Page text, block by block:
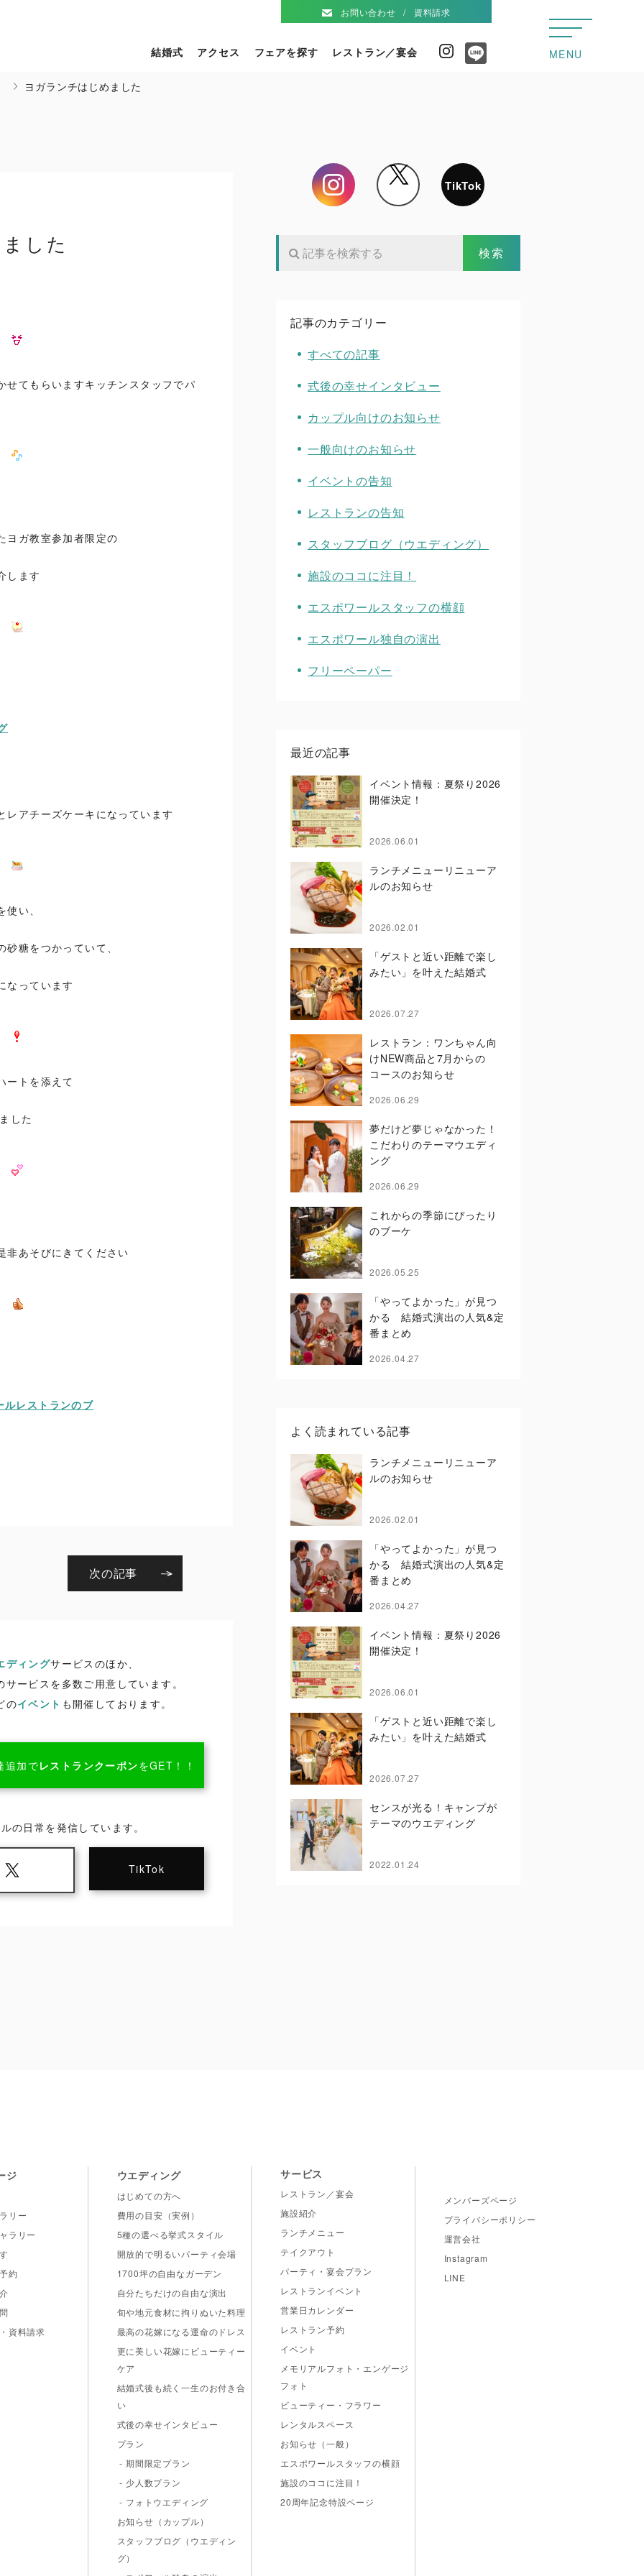
お問い合わせ 資料請求
結婚式 アクセス フェアを探す レストラン／宴会 Instagram MENU
ヨガランチはじめました
した
せてもらいますキッチンスタッフでパ
ヨガ教室参加者限定の
します
レアチーズケーキになっています
い、
糖をつかっていて、
なっています
ートを添えて
した
非あそびにきてください
次の記事
ディングサービスのほか、
ービスを多数ご用意しています。
のイベント も開催しております。
追加でレストランクーポンをGET！！
の日常を発信しています。
TikTok
Instagram
TikTok
記事のカテゴリー
すべての記事
式後の幸せインタビュー
カップル向けのお知らせ
一般向けのお知らせ
イベントの告知
レストランの告知
スタッフブログ（ウエディング）
施設のココに注目！
エスポワールスタッフの横顔
エスポワール独自の演出
フリーペーパー
最近の記事
イベント情報：夏祭り2026
開催決定！
2026.06.01
ランチメニューリニューア
ルのお知らせ
2026.02.01
「ゲストと近い距離で楽し
みたい」を叶えた結婚式
2026.07.27
レストラン：ワンちゃん向
けNEW商品と7月からの
コースのお知らせ
2026.06.29
夢だけど夢じゃなかった！
こだわりのテーマウエディ
ング
2026.06.29
これからの季節にぴったり
のブーケ
2026.05.25
「やってよかった」が見つ
かる 結婚式演出の人気&定
番まとめ
2026.04.27
よく読まれている記事
ランチメニューリニューア
ルのお知らせ
2026.02.01
「やってよかった」が見つ
かる 結婚式演出の人気&定
番まとめ
2026.04.27
イベント情報：夏祭り2026
開催決定！
2026.06.01
「ゲストと近い距離で楽し
みたい」を叶えた結婚式
2026.07.27
センスが光る！キャンプが
テーマのウエディング
2022.01.24
VILLA de ESPOIR
ジ
リー
ラリー
約
資料請求
ウエディング
はじめての方へ
費用の目安（実例）
5種の選べる挙式スタイル
開放的で明るいパーティ会場
1700坪の自由なガーデン
自分たちだけの自由な演出
旬や地元食材に拘りぬいた料理
最高の花嫁になる運命のドレス
更に美しい花嫁にビューティー
ケア
結婚式後も続く一生のお付き合
い
式後の幸せインタビュー
プラン
- 期間限定プラン
- 少人数プラン
- フォトウエディング
お知らせ（カップル）
スタッフブログ（ウエディン
グ）
サービス
レストラン／宴会
施設紹介
ランチメニュー
テイクアウト
パーティ・宴会プラン
レストランイベント
営業日カレンダー
レストラン予約
イベント
メモリアルフォト・エンゲージ
フォト
ビューティー・フラワー
レンタルスペース
お知らせ（一般）
エスポワールスタッフの横顔
施設のココに注目！
20周年記念特設ページ
メンバーズページ
プライバシーポリシー
運営会社
Instagram
LINE